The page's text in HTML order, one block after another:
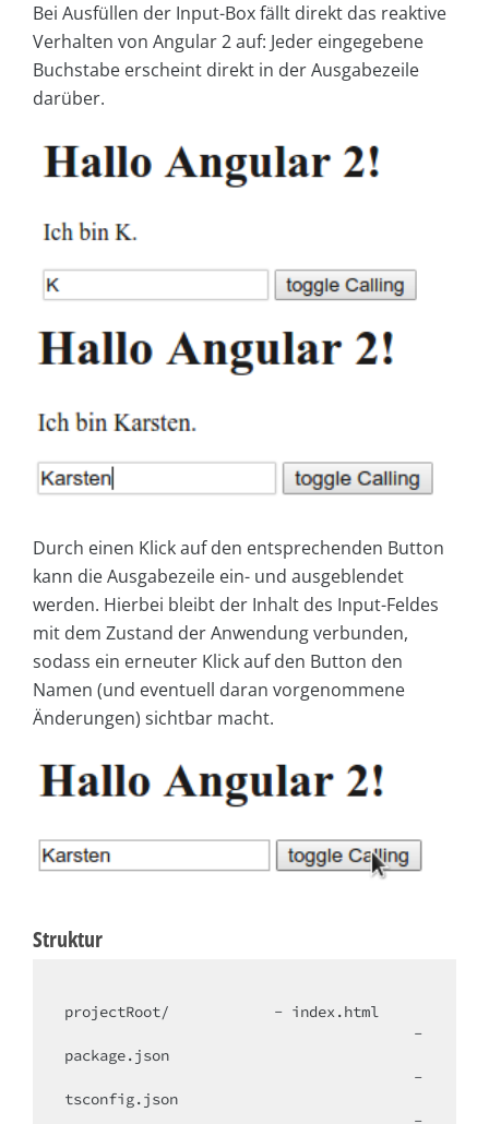
Bei Ausfüllen der Input-Box fällt direkt das reaktive
Verhalten von Angular 2 auf: Jeder eingegebene
Buchstabe erscheint direkt in der Ausgabezeile
darüber.
Durch einen Klick auf den entsprechenden Button
kann die Ausgabezeile ein- und ausgeblendet
werden. Hierbei bleibt der Inhalt des Input-Feldes
mit dem Zustand der Anwendung verbunden,
sodass ein erneuter Klick auf den Button den
Namen (und eventuell daran vorgenommene
Änderungen) sichtbar macht.
Struktur
projectRoot/		- index.html
package.json
tsconfig.json